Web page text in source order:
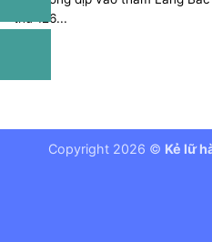
thứ 126...
Copyright 2026 © Kẻ lữ